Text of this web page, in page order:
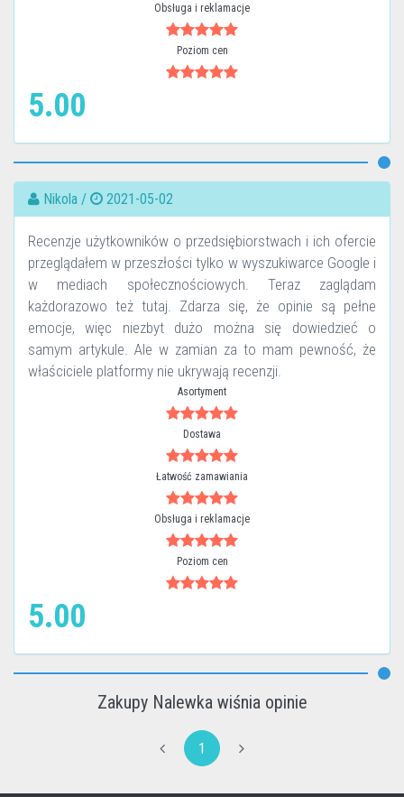
Obsługa i reklamacje
Poziom cen
5.00
Nikola / 2021-05-02
Recenzje użytkowników o przedsiębiorstwach i ich ofercie
przeglądałem w przeszłości tylko w wyszukiwarce Google i
w mediach społecznościowych. Teraz zaglądam
każdorazowo też tutaj. Zdarza się, że opinie są pełne
emocje, więc niezbyt dużo można się dowiedzieć o
samym artykule. Ale w zamian za to mam pewność, że
właściciele platformy nie ukrywają recenzji.
Asortyment
Dostawa
Łatwość zamawiania
Obsługa i reklamacje
Poziom cen
5.00
Zakupy Nalewka wiśnia opinie
1